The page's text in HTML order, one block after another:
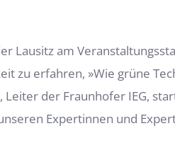
Lausitz am
zu erfahren, »Wie grüne
der Fraunhofer IEG,
Expertinnen und